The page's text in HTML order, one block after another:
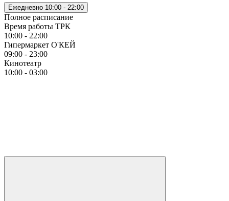
Ежедневно 10:00 - 22:00
Полное расписание
Время работы ТРК
10:00 - 22:00
Гипермаркет О'КЕЙ
09:00 - 23:00
Кинотеатр
10:00 - 03:00